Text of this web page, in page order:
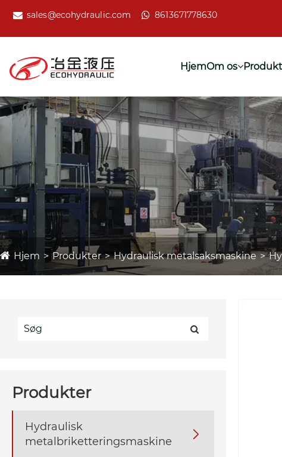
sales@ecohydraulic.com 8613671778630
HjemOm os
Hjem Produkter Hydraulisk metalsaksmaskine
Produkter
Hydraulisk
metalbriketteringsmaskine
